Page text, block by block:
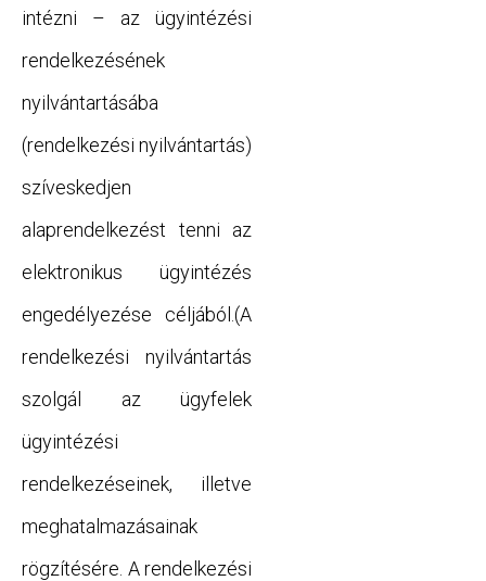
intézni – az ügyintézési
rendelkezésének
nyilvántartásába
(rendelkezési nyilvántartás)
szíveskedjen
alaprendelkezést tenni az
elektronikus ügyintézés
engedélyezése céljából.(A
rendelkezési nyilvántartás
szolgál az ügyfelek
ügyintézési
rendelkezéseinek, illetve
meghatalmazásainak
rögzítésére. A rendelkezési